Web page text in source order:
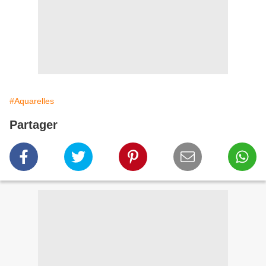
#Aquarelles
Partager